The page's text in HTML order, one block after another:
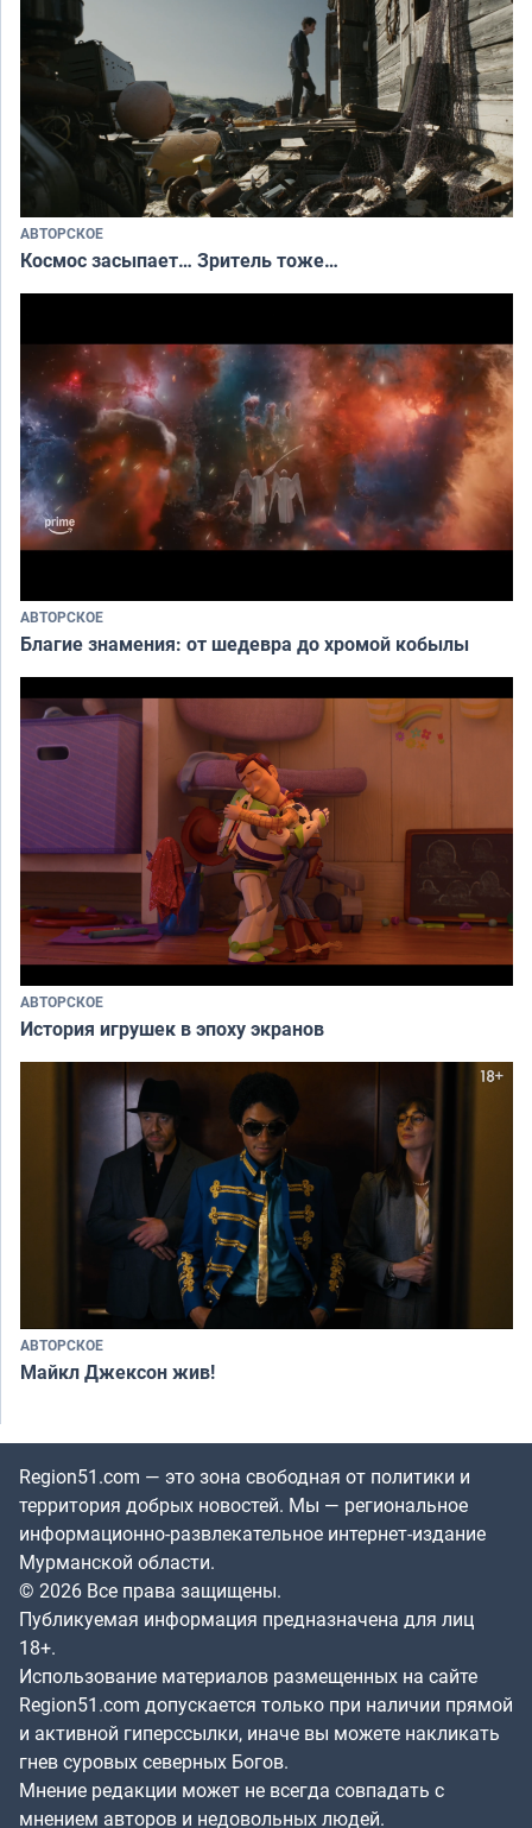
АВТОРСКОЕ
Космос засыпает… Зритель тоже…
АВТОРСКОЕ
Благие знамения: от шедевра до хромой кобылы
АВТОРСКОЕ
История игрушек в эпоху экранов
АВТОРСКОЕ
Майкл Джексон жив!
Region51.com — это зона свободная от политики и
территория добрых новостей. Мы — региональное
информационно-развлекательное интернет-издание
Мурманской области.
© 2026 Все права защищены.
Публикуемая информация предназначена для лиц
18+.
Использование материалов размещенных на сайте
Region51.com допускается только при наличии прямой
и активной гиперссылки, иначе вы можете накликать
гнев суровых северных Богов.
Мнение редакции может не всегда совпадать с
мнением авторов и недовольных людей.